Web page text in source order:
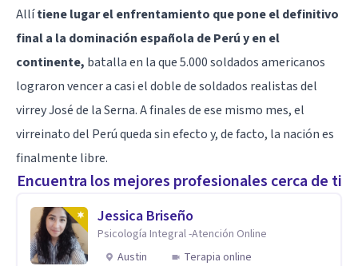
Allítiene lugar el enfrentamiento que pone el definitivo
final a la dominación española de Perú y en el
continente, batalla en la que 5.000 soldados americanos
lograron vencer a casi el doble de soldados realistas del
virrey José de la Serna. A finales de ese mismo mes, el
virreinato del Perú queda sin efecto y, de facto, la nación es
finalmente libre.
Encuentra los mejores profesionales cerca de ti
Jessica Briseño
Psicología Integral -Atención Online
Austin
Terapia online